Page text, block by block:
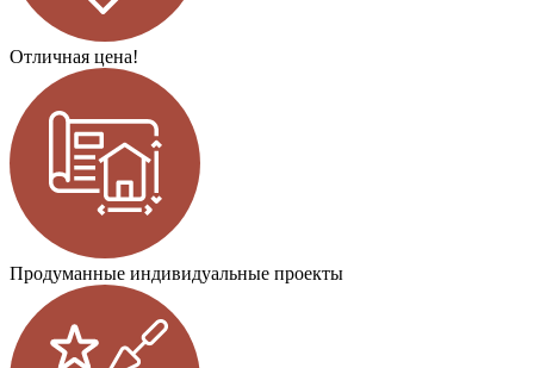
Отличная цена!
Продуманные индивидуальные проекты